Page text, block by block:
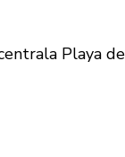
Playa